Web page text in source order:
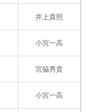
井上貴照
小宮一高
宮脇秀貴
小宮一高